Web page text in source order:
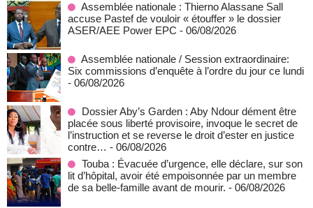
Assemblée nationale : Thierno Alassane Sall
accuse Pastef de vouloir « étouffer » le dossier
ASER/AEE Power EPC - 06/08/2026
Assemblée nationale / Session extraordinaire:
Six commissions d’enquête à l’ordre du jour ce lundi
- 06/08/2026
Dossier Aby’s Garden : Aby Ndour dément être
placée sous liberté provisoire, invoque le secret de
l’instruction et se reverse le droit d’ester en justice
contre… - 06/08/2026
Touba : Évacuée d’urgence, elle déclare, sur son
lit d’hôpital, avoir été empoisonnée par un membre
de sa belle-famille avant de mourir. - 06/08/2026